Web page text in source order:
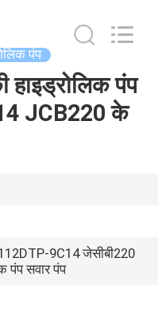
पंप
हाइड्रोलिक पंप
JCB220 के
9C14 जेसीबी220
पंप सवार पंप